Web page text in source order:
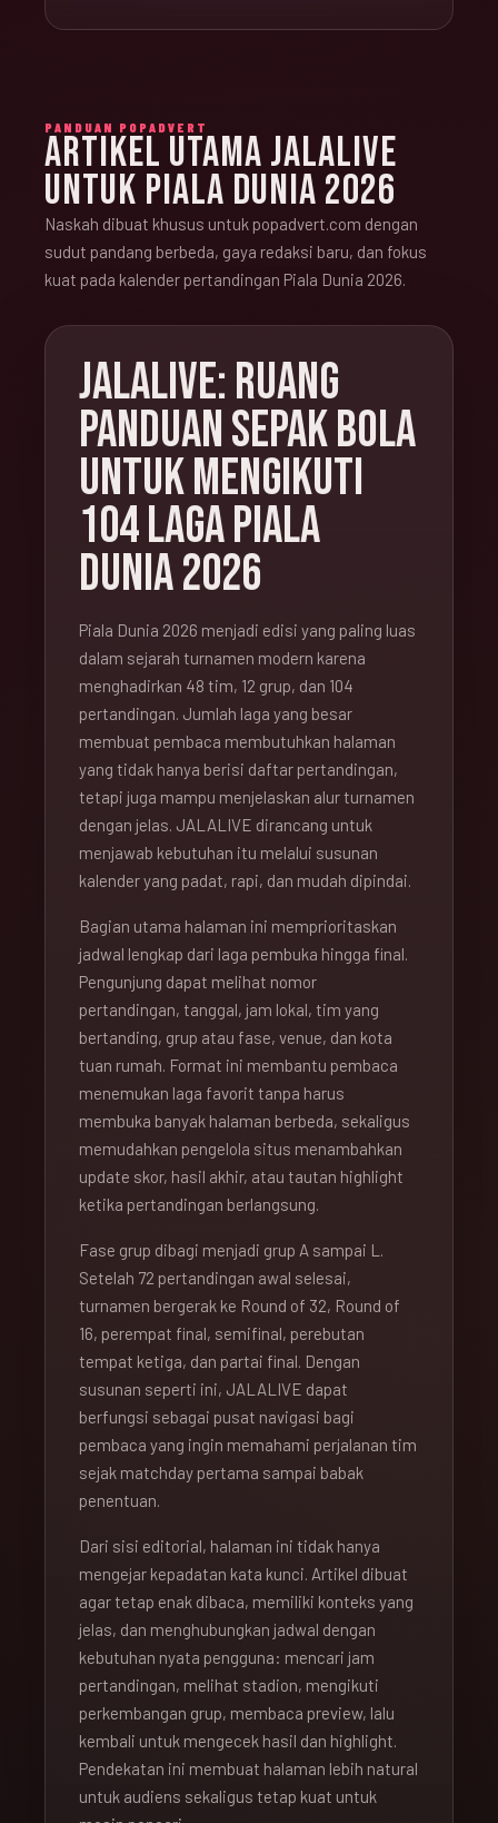
PANDUAN POPADVERT
ARTIKEL UTAMA JALALIVE
UNTUK PIALA DUNIA 2026
Naskah dibuat khusus untuk popadvert.com dengan
sudut pandang berbeda, gaya redaksi baru, dan fokus
kuat pada kalender pertandingan Piala Dunia 2026.
JALALIVE: RUANG
PANDUAN SEPAK BOLA
UNTUK MENGIKUTI
104 LAGA PIALA
DUNIA 2026
Piala Dunia 2026 menjadi edisi yang paling luas
dalam sejarah turnamen modern karena
menghadirkan 48 tim, 12 grup, dan 104
pertandingan. Jumlah laga yang besar
membuat pembaca membutuhkan halaman
yang tidak hanya berisi daftar pertandingan,
tetapi juga mampu menjelaskan alur turnamen
dengan jelas. JALALIVE dirancang untuk
menjawab kebutuhan itu melalui susunan
kalender yang padat, rapi, dan mudah dipindai.
Bagian utama halaman ini memprioritaskan
jadwal lengkap dari laga pembuka hingga final.
Pengunjung dapat melihat nomor
pertandingan, tanggal, jam lokal, tim yang
bertanding, grup atau fase, venue, dan kota
tuan rumah. Format ini membantu pembaca
menemukan laga favorit tanpa harus
membuka banyak halaman berbeda, sekaligus
memudahkan pengelola situs menambahkan
update skor, hasil akhir, atau tautan highlight
ketika pertandingan berlangsung.
Fase grup dibagi menjadi grup A sampai L.
Setelah 72 pertandingan awal selesai,
turnamen bergerak ke Round of 32, Round of
16, perempat final, semifinal, perebutan
tempat ketiga, dan partai final. Dengan
susunan seperti ini, JALALIVE dapat
berfungsi sebagai pusat navigasi bagi
pembaca yang ingin memahami perjalanan tim
sejak matchday pertama sampai babak
penentuan.
Dari sisi editorial, halaman ini tidak hanya
mengejar kepadatan kata kunci. Artikel dibuat
agar tetap enak dibaca, memiliki konteks yang
jelas, dan menghubungkan jadwal dengan
kebutuhan nyata pengguna: mencari jam
pertandingan, melihat stadion, mengikuti
perkembangan grup, membaca preview, lalu
kembali untuk mengecek hasil dan highlight.
Pendekatan ini membuat halaman lebih natural
untuk audiens sekaligus tetap kuat untuk